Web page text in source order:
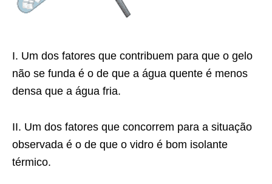
I. Um dos fatores que contribuem para que o gelo
não se funda é o de que a água quente é menos
densa que a água fria.
II. Um dos fatores que concorrem para a situação
observada é o de que o vidro é bom isolante
térmico.